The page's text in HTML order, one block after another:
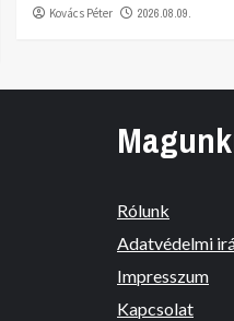
Kovács Péter 2026.08.09.
Rólunk
Adatvédelmi
Impresszum
Kapcsolat